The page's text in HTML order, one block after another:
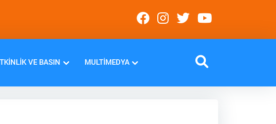
VE BASIN MULTIMEDYA